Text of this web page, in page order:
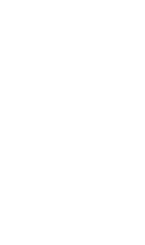
Naked and
Naked and Famous True
DeFacto Kadın
Kadın modasında